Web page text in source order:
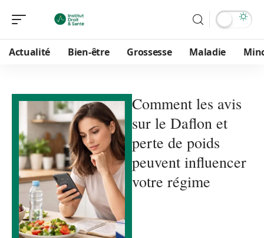
Actualité Bien-être Grossesse Maladie
Comment les avis
sur le Daflon et
perte de poids
peuvent influencer
votre régime